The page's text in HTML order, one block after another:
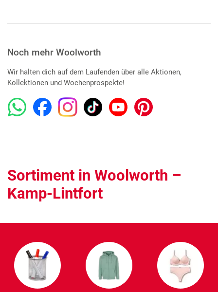
Noch mehr Woolworth
Wir halten dich auf dem Laufenden über alle Aktionen,
Kollektionen und Wochenprospekte!
Sortiment in Woolworth –
Kamp-Lintfort